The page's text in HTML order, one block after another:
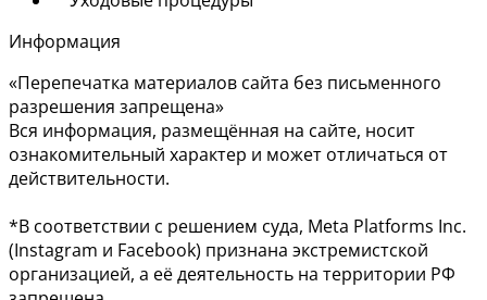
Информация
«Перепечатка материалов сайта без письменного
разрешения запрещена»
Вся информация, размещённая на сайте, носит
ознакомительный характер и может отличаться от
действительности.
*В соответствии с решением суда, Meta Platforms Inc.
(Instagram и Facebook) признана экстремистской
организацией, а её деятельность на территории РФ